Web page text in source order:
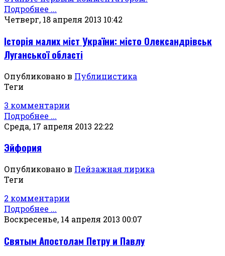
Подробнее ...
Четверг, 18 апреля 2013 10:42
Історія малих міст України: місто Олександрівськ
Луганської області
Опубликовано в Публицистика
Теги
3 комментарии
Подробнее ...
Среда, 17 апреля 2013 22:22
Эйфория
Опубликовано в Пейзажная лирика
Теги
2 комментарии
Подробнее ...
Воскресенье, 14 апреля 2013 00:07
Святым Апостолам Петру и Павлу